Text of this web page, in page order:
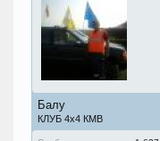
Балу
КЛУБ 4х4 КМВ